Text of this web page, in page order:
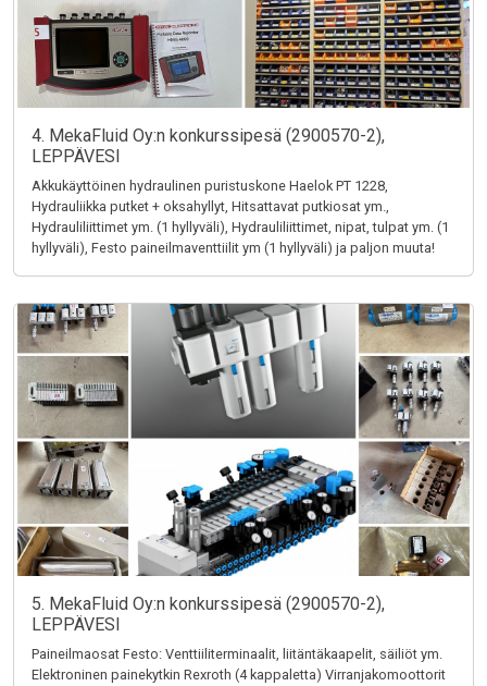
4. MekaFluid Oy:n konkurssipesä (2900570-2),
LEPPÄVESI
Akkukäyttöinen hydraulinen puristuskone Haelok PT 1228,
Hydrauliikka putket + oksahyllyt, Hitsattavat putkiosat ym.,
Hydrauliliittimet ym. (1 hyllyväli), Hydrauliliittimet, nipat, tulpat ym. (1
hyllyväli), Festo paineilmaventtiilit ym (1 hyllyväli) ja paljon muuta!
5. MekaFluid Oy:n konkurssipesä (2900570-2),
LEPPÄVESI
Paineilmaosat Festo: Venttiiliterminaalit, liitäntäkaapelit, säiliöt ym.
Elektroninen painekytkin Rexroth (4 kappaletta) Virranjakomoottorit